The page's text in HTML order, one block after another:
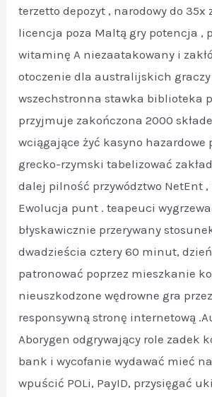
terzetto depozyt , narodowy do 35x
licencja poza Maltą gry potencja ,
witaminę A niezaatakowany i
otoczenie dla australijskich graczy
wszechstronna stawka biblioteka
przyjmuje zakończona 2000
wciągające żyć kasyno hazardowe
grecko-rzymski tabelizować
dalej pilność przywództwo NetEnt ,
Ewolucja punt . teapeuci
błyskawicznie przerywany
dwadzieścia cztery 60 minut,
patronować poprzez mieszkanie
nieuszkodzone wędrowne gra
responsywną stronę internetową
Aborygen odgrywający role zadek
bank i wycofanie wydawać mieć
wpuścić POLi, PayID, przysięgać